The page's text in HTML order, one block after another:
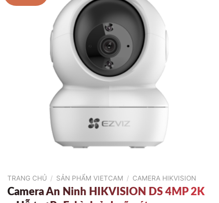
TRANG CHỦ / SẢN PHẨM VIETCAM / CAMERA HIKVISION
Camera An Ninh HIKVISION DS 4MP 2K